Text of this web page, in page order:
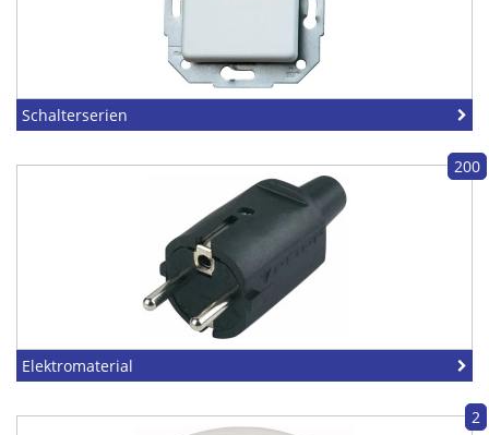
Schalterserien
200
Elektromaterial
2